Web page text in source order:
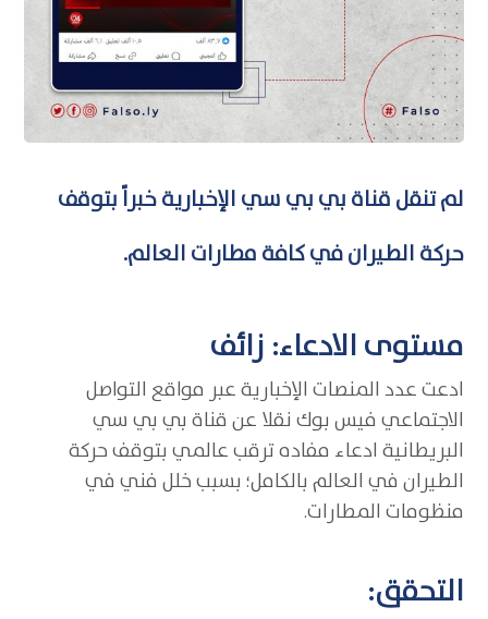
لم تنقل قناة بي بي سي الإخبارية خبراً بتوقف
حركة الطيران في كافة مطارات العالم.
مستوى الادعاء: زائف
ادعت عدد المنصات الإخبارية عبر مواقع التواصل
الاجتماعي فيس بوك نقلا عن قناة بي بي سي
البريطانية ادعاء مفاده ترقب عالمي بتوقف حركة
الطيران في العالم بالكامل؛ بسبب خلل فني في
منظومات المطارات.
التحقق: